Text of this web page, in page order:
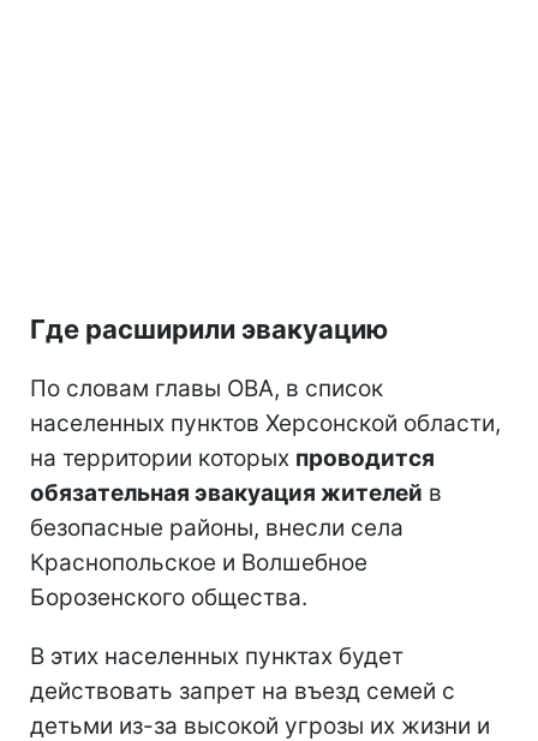
Где расширили эвакуацию
По словам главы ОВА, в список
населенных пунктов Херсонской области,
на территории которых проводится
обязательная эвакуация жителей в
безопасные районы, внесли села
Краснопольское и Волшебное
Борозенского общества.
В этих населенных пунктах будет
действовать запрет на въезд семей с
детьми из-за высокой угрозы их жизни и